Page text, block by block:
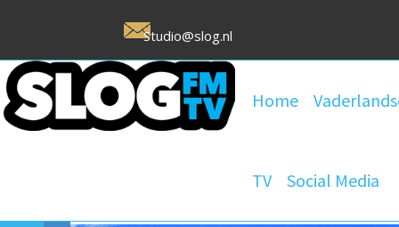
Studio@slog.nl
Home
TV Social Media